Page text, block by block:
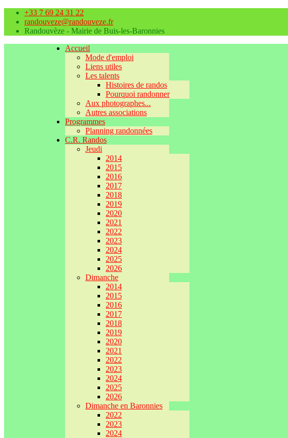
+33 7 69 24 31 22
randouveze@randouveze.fr
Randouvèze - Mairie de Buis-les-Baronnies
Accueil
Mode d'emploi
Liens utiles
Les talents
Histoires de randos
Pourquoi randonner
Aux photographes...
Autres associations
Programmes
Planning randonnées
C.R. Randos
Jeudi
2014
2015
2016
2017
2018
2019
2020
2021
2022
2023
2024
2025
2026
Dimanche
2014
2015
2016
2017
2018
2019
2020
2021
2022
2023
2024
2025
2026
Dimanche en Baronnies
2022
2023
2024